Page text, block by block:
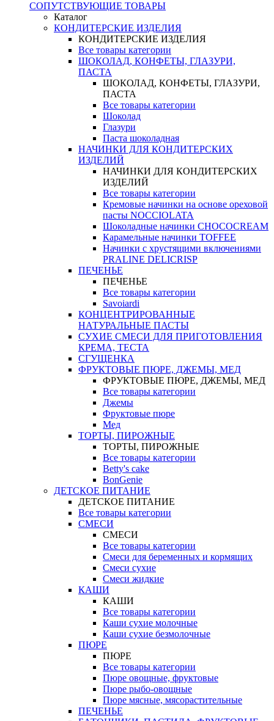
СОПУТСТВУЮЩИЕ ТОВАРЫ
Каталог
КОНДИТЕРСКИЕ ИЗДЕЛИЯ
КОНДИТЕРСКИЕ ИЗДЕЛИЯ
Все товары категории
ШОКОЛАД, КОНФЕТЫ, ГЛАЗУРИ,
ПАСТА
ШОКОЛАД, КОНФЕТЫ, ГЛАЗУРИ,
ПАСТА
Все товары категории
Шоколад
Глазури
Паста шоколадная
НАЧИНКИ ДЛЯ КОНДИТЕРСКИХ
ИЗДЕЛИЙ
НАЧИНКИ ДЛЯ КОНДИТЕРСКИХ
ИЗДЕЛИЙ
Все товары категории
Кремовые начинки на основе ореховой
пасты NOCCIOLATA
Шоколадные начинки CHOCOCREAM
Карамельные начинки TOFFEE
Начинки с хрустящими включениями
PRALINE DELICRISP
ПЕЧЕНЬЕ
ПЕЧЕНЬЕ
Все товары категории
Savoiardi
КОНЦЕНТРИРОВАННЫЕ
НАТУРАЛЬНЫЕ ПАСТЫ
СУХИЕ СМЕСИ ДЛЯ ПРИГОТОВЛЕНИЯ
КРЕМА, ТЕСТА
СГУЩЕНКА
ФРУКТОВЫЕ ПЮРЕ, ДЖЕМЫ, МЕД
ФРУКТОВЫЕ ПЮРЕ, ДЖЕМЫ, МЕД
Все товары категории
Джемы
Фруктовые пюре
Мед
ТОРТЫ, ПИРОЖНЫЕ
ТОРТЫ, ПИРОЖНЫЕ
Все товары категории
Betty's cake
BonGenie
ДЕТСКОЕ ПИТАНИЕ
ДЕТСКОЕ ПИТАНИЕ
Все товары категории
СМЕСИ
СМЕСИ
Все товары категории
Смеси для беременных и кормящих
Смеси сухие
Смеси жидкие
КАШИ
КАШИ
Все товары категории
Каши сухие молочные
Каши сухие безмолочные
ПЮРЕ
ПЮРЕ
Все товары категории
Пюре овощные, фруктовые
Пюре рыбо-овощные
Пюре мясные, мясорастительные
ПЕЧЕНЬЕ